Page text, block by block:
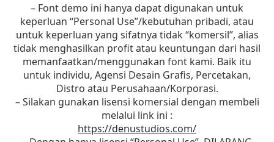
– Font demo ini hanya dapat digunakan untuk
keperluan “Personal Use”/kebutuhan pribadi, atau
untuk keperluan yang sifatnya tidak “komersil”, alias
tidak menghasilkan profit atau keuntungan dari hasil
memanfaatkan/menggunakan font kami. Baik itu
untuk individu, Agensi Desain Grafis, Percetakan,
Distro atau Perusahaan/Korporasi.
– Silakan gunakan lisensi komersial dengan membeli
melalui link ini :
https://denustudios.com/